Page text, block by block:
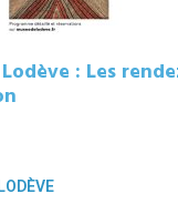
: Les